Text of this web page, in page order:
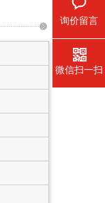
询价留言
微信扫一扫